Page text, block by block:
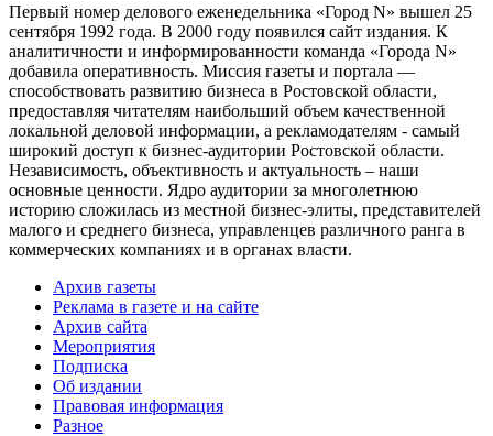
Первый номер делового еженедельника «Город N» вышел 25
сентября 1992 года. В 2000 году появился сайт издания. К
аналитичности и информированности команда «Города N»
добавила оперативность. Миссия газеты и портала —
способствовать развитию бизнеса в Ростовской области,
предоставляя читателям наибольший объем качественной
локальной деловой информации, а рекламодателям - самый
широкий доступ к бизнес-аудитории Ростовской области.
Независимость, объективность и актуальность – наши
основные ценности. Ядро аудитории за многолетнюю
историю сложилась из местной бизнес-элиты, представителей
малого и среднего бизнеса, управленцев различного ранга в
коммерческих компаниях и в органах власти.
Архив газеты
Реклама в газете и на сайте
Архив сайта
Мероприятия
Подписка
Об издании
Правовая информация
Разное